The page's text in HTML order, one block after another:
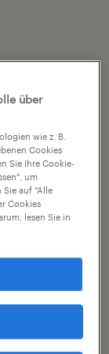
über
wie z. B.
Cookies
Sie Ihre Cookie-
um
Sie auf "Alle
Cookies
lesen Sie in